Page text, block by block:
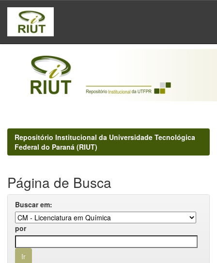
Skip
navigation
Repositório Institucional da Universidade Tecnológica
Federal do Paraná (RIUT)
Página de Busca
Buscar em:
por